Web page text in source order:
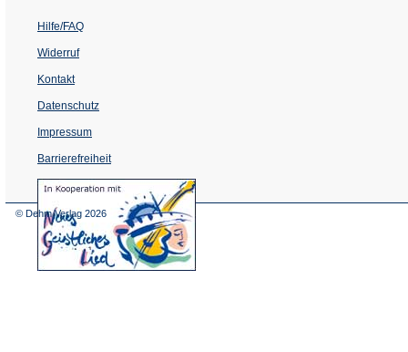
Hilfe/FAQ
Widerruf
Kontakt
Datenschutz
Impressum
Barrierefreiheit
(Öffnet
in
© Dehm Verlag 2026